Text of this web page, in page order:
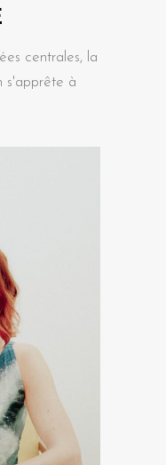
centrales, la
s'apprête à